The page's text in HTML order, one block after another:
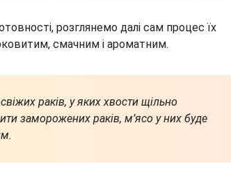
розглянемо далі сам процес їх
смачним і ароматним.
раків, у яких хвости щільно
заморожених раків, м’ясо у них буде